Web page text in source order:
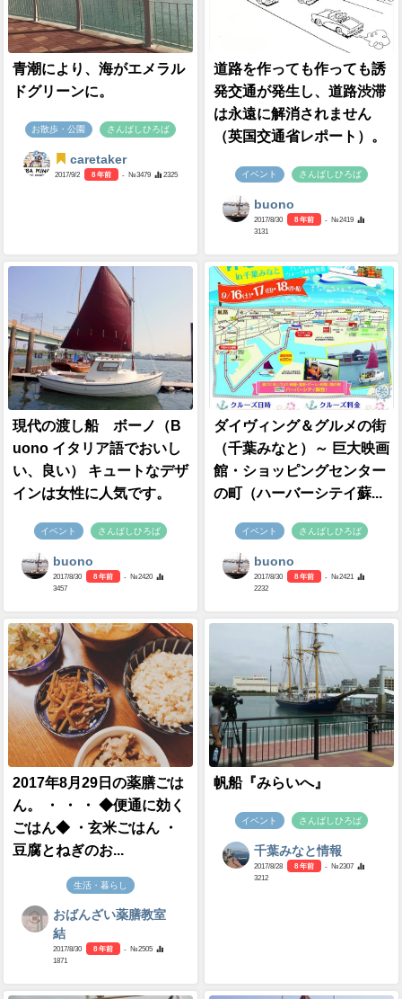
青潮により、海がエメラル
ドグリーンに。
お散歩・公園 さんばしひろば
caretaker
2017/9/2 8 年前 - №3479 2325
道路を作っても作っても誘
発交通が発生し、道路渋滞
は永遠に解消されません
（英国交通省レポート）。
イベント さんばしひろば
buono
2017/8/30 8 年前
- №2419
3131
現代の渡し船 ボーノ（B
uono イタリア語でおいし
い、良い） キュートなデザ
インは女性に人気です。
イベント さんばしひろば
buono
2017/8/30 8 年前
- №2420
3457
ダイヴィング＆グルメの街
（千葉みなと）～ 巨大映画
館・ショッピングセンター
の町（ハーバーシテイ蘇...
イベント さんばしひろば
buono
2017/8/30 8 年前
- №2421
2232
2017年8月29日の薬膳ごは
ん。 ・ ・ ・ ◆便通に効く
ごはん◆ ・玄米ごはん ・
豆腐とねぎのお...
生活・暮らし
おばんざい薬膳教室
結
2017/8/30 8 年前
- №2505
1871
帆船『みらいへ』
イベント さんばしひろば
千葉みなと情報
2017/8/28 8 年前
- №2307
3212